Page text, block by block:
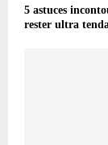
5 astuces
rester ultra